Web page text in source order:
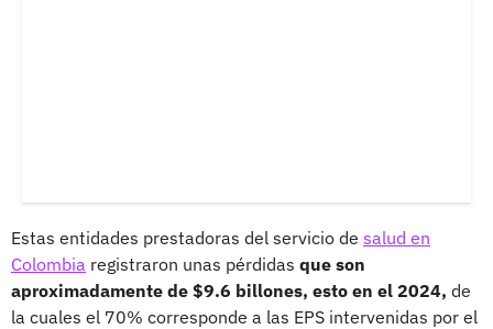
Estas entidades prestadoras del servicio de salud en
Colombia registraron unas pérdidas que son
aproximadamente de $9.6 billones, esto en el 2024, de
la cuales el 70% corresponde a las EPS intervenidas por el